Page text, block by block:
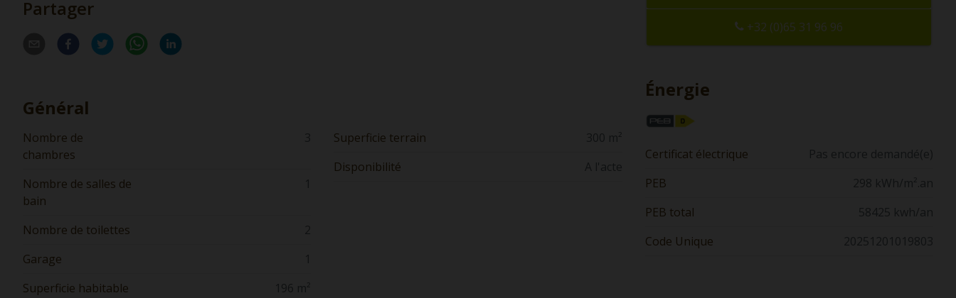
Partager
Général
Nombre de
chambres
3
Nombre de salles de
bain
1
Nombre de toilettes
2
Garage
1
Superficie habitable
196 m²
Superficie terrain
300 m²
Disponibilité
A l'acte
+32 (0)65 31 96 96
Énergie
Certificat électrique
Pas encore demandé(e)
PEB
298 kWh/m².an
PEB total
58425 kwh/an
Code Unique
20251201019803